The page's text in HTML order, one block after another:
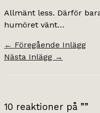
Allmänt less. Därför
humöret vänt…
← Föregående Inlägg
Nästa Inlägg →
10 reaktioner på ””